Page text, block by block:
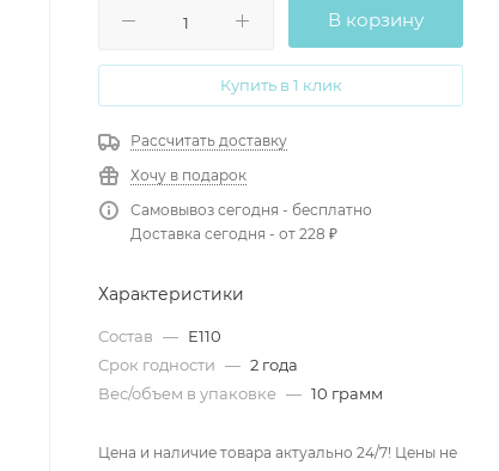
В корзину
Купить в 1 клик
Рассчитать доставку
Хочу в подарок
Самовывоз сегодня - бесплатно
Доставка сегодня - от 228 ₽
Характеристики
Состав — Е110
Срок годности — 2 года
Вес/объем в упаковке — 10 грамм
Цена и наличие товара актуально 24/7! Цены не